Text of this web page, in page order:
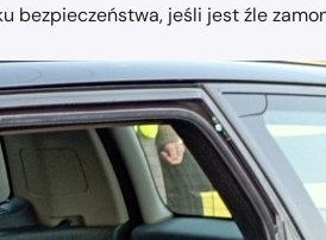
bezpieczeństwa, jeśli jest źle